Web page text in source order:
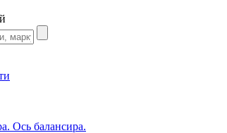
Ось балансира.